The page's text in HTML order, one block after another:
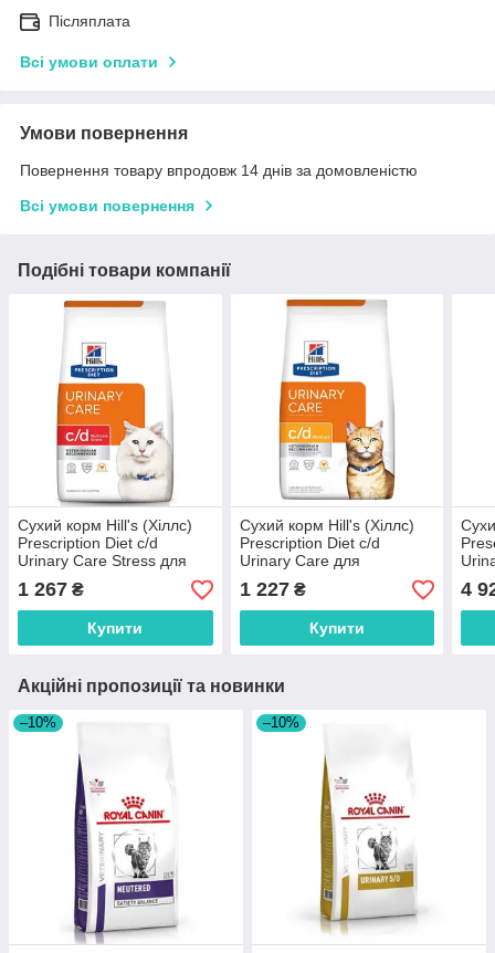
Післяплата
Всі умови оплати
Умови повернення
Повернення товару впродовж 14 днів за домовленістю
Всі умови повернення
Подібні товари компанії
Сухий корм Hill's (Хіллс)
Prescription Diet c/d
Urinary Care Stress для
здоров'я сечовивідних
шляхів при стресах у кішок
1.5 кг
1 267 ₴
Купити
Сухий корм Hill's (Хіллс)
Prescription Diet c/d
Urinary Care для
підтримки здоров'я
сечовивідних шляхів у
кішок з куркою 1.5 кг
1 227₴
Купити
4
Акційні пропозиції та новинки
–10% –10%